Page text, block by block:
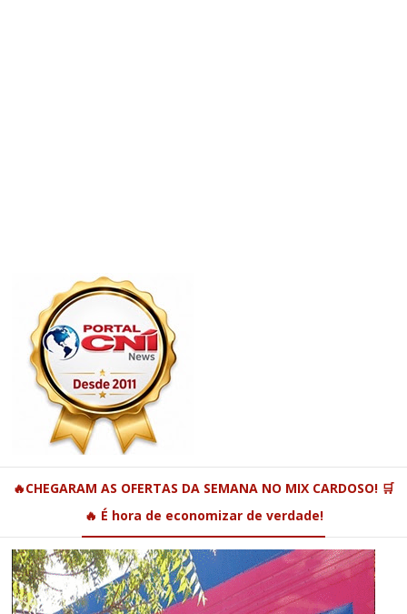
🔥CHEGARAM AS OFERTAS DA SEMANA NO MIX CARDOSO! 🛒
🔥 É hora de economizar de verdade!